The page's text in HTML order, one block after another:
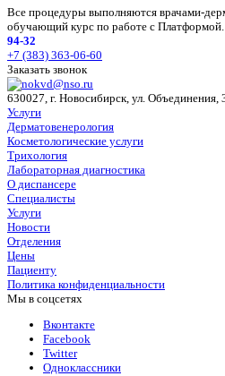
Все процедуры выполняются врачами-
обучающий курс по работе с Платформой.
94-32
+7 (383) 363-06-60
Заказать звонок
630027, г. Новосибирск, ул. Объединения,
Услуги
Дерматовенерология
Косметологические услуги
Трихология
Лабораторная диагностика
О диспансере
Специалисты
Услуги
Новости
Отделения
Цены
Пациенту
Политика конфиденциальности
Мы в соцсетях
Вконтакте
Facebook
Twitter
Одноклассники